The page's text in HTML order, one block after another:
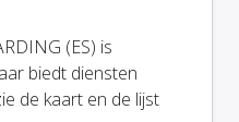
(ES) is
biedt diensten
de kaart en de lijst